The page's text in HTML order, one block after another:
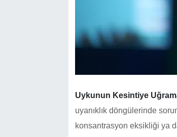
Uykunun Kesintiye
uyanıklık döngülerinde
konsantrasyon eksikliği ya